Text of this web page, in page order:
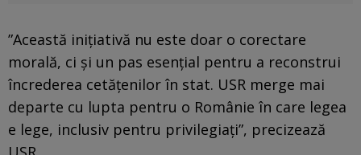
”Această iniţiativă nu este doar o corectare
morală, ci şi un pas esenţial pentru a reconstrui
încrederea cetăţenilor în stat. USR merge mai
departe cu lupta pentru o Românie în care legea
e lege, inclusiv pentru privilegiaţi”, precizează